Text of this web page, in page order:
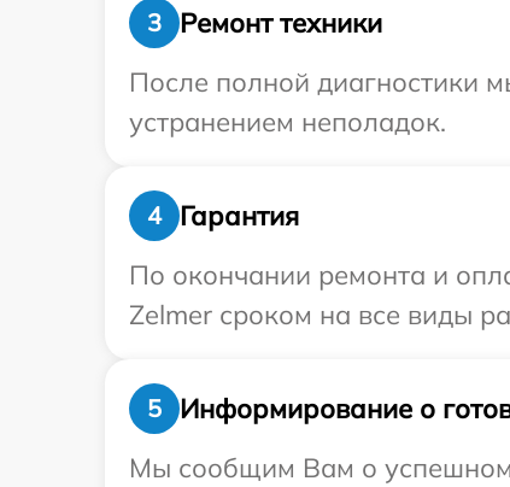
3
Ремонт техники
После полной диагностики
устранением неполадок.
4
Гарантия
По окончании ремонта и
Zelmer сроком на все виды
5
Информирование о
Мы сообщим Вам о успешном